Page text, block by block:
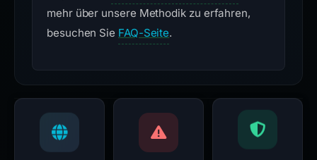
mehr über unsere Methodik zu erfahren,
besuchen Sie FAQ-Seite.